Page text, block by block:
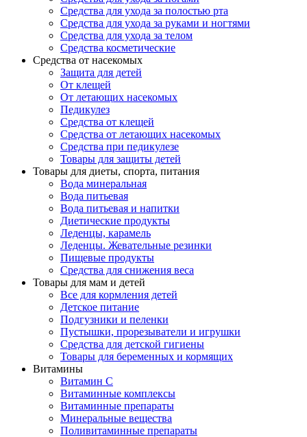
Средства для ухода за полостью рта
Средства для ухода за руками и ногтями
Средства для ухода за телом
Средства косметические
Средства от насекомых
Защита для детей
От клещей
От летающих насекомых
Педикулез
Средства от клещей
Средства от летающих насекомых
Средства при педикулезе
Товары для защиты детей
Товары для диеты, спорта, питания
Вода минеральная
Вода питьевая
Вода питьевая и напитки
Диетические продукты
Леденцы, карамель
Леденцы. Жевательные резинки
Пищевые продукты
Средства для снижения веса
Товары для мам и детей
Все для кормления детей
Детское питание
Подгузники и пеленки
Пустышки, прорезыватели и игрушки
Средства для детской гигиены
Товары для беременных и кормящих
Витамины
Витамин С
Витаминные комплексы
Витаминные препараты
Минеральные вещества
Поливитаминные препараты